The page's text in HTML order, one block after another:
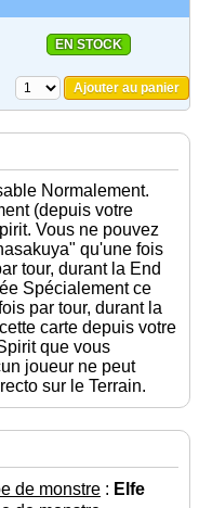
EN STOCK
Ajouter au panier
Normalement.
(depuis votre
Vous ne pouvez
qu'une fois
tour, durant la End
Spécialement ce
par tour, durant la
carte depuis votre
que vous
joueur ne peut
sur le Terrain.
de monstre : Elfe